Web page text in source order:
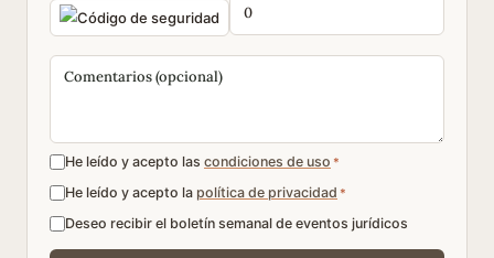
He leído y acepto las condiciones de uso *
He leído y acepto la política de privacidad *
Deseo recibir el boletín semanal de eventos jurídicos